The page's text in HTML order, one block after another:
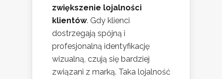
zwiększenie lojalności
klientów. Gdy klienci
dostrzegają spójną i
profesjonalną identyfikację
wizualną, czują się bardziej
związani z marką. Taka lojalność